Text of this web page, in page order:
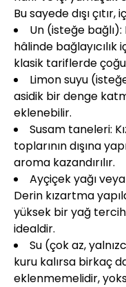
Bu sayede dışı
Un (isteğe bağlı):
hâlinde bağlayıcılık
klasik tariflerde
Limon suyu
asidik bir denge
eklenebilir.
Susam taneleri:
toplarının dışına
aroma kazandırılır.
Ayçiçek yağı
Derin kızartma
yüksek bir yağ
idealdir.
Su (çok az,
kuru kalırsa birkaç
eklenmemelidir,